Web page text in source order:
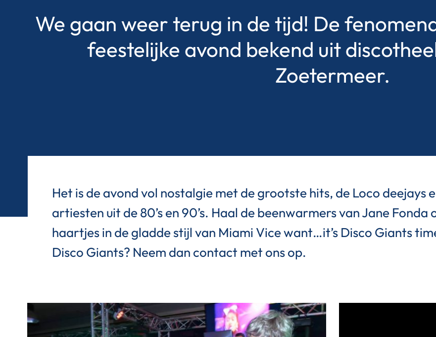
We gaan weer terug in de tijd! De
feestelijke avond bekend uit
Zoetermeer.
Het is de avond vol nostalgie met de grootste hits, de Loco deejays
artiesten uit de 80’s en 90’s. Haal de beenwarmers van Jane
haartjes in de gladde stijl van Miami Vice want…it’s Disco Giants
Disco Giants? Neem dan contact met ons op.